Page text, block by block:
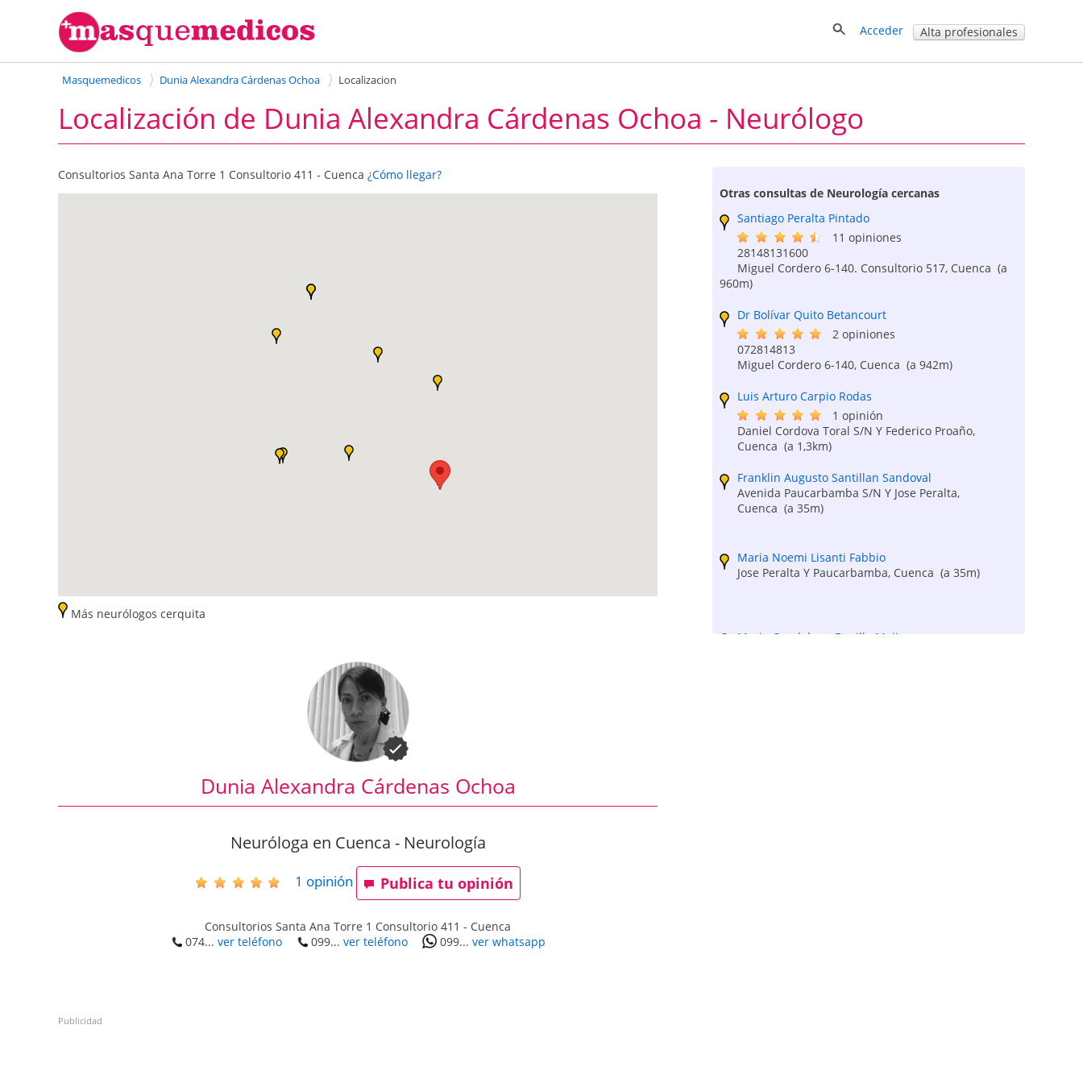
Acceder Alta profesionales
Masquemedicos Dunia Alexandra Cárdenas Ochoa Localizacion
Localización de Dunia Alexandra Cárdenas Ochoa - Neurólogo
Consultorios Santa Ana Torre 1 Consultorio 411 - Cuenca ¿Cómo llegar?
Más neurólogos cerquita
Dunia Alexandra Cárdenas Ochoa
Neuróloga en Cuenca - Neurología
1 opinión Publica tu opinión
Consultorios Santa Ana Torre 1 Consultorio 411 - Cuenca
074... ver teléfono 099... ver teléfono 099... ver whatsapp
Otras consultas de Neurología cercanas
Santiago Peralta Pintado
11 opiniones
28148131600
Miguel Cordero 6-140. Consultorio 517, Cuenca (a
960m)
Dr Bolívar Quito Betancourt
2 opiniones
072814813
Miguel Cordero 6-140, Cuenca (a 942m)
Luis Arturo Carpio Rodas
1 opinión
Daniel Cordova Toral S/N Y Federico Proaño,
Cuenca (a 1,3km)
Franklin Augusto Santillan Sandoval
Avenida Paucarbamba S/N Y Jose Peralta,
Cuenca (a 35m)
Maria Noemi Lisanti Fabbio
Jose Peralta Y Paucarbamba, Cuenca (a 35m)
Maria Guadalupe Bonilla Mejia
Publicidad